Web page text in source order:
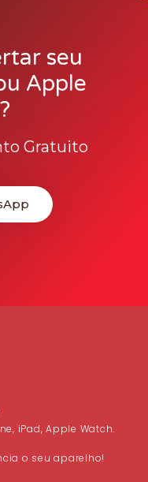
seu
Apple
Gratuito
iPad, Apple Watch.
o seu aparelho!